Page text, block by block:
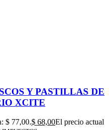
Y PASTILLAS DE
XCITE
$ 77,00.$ 68,00El precio actual